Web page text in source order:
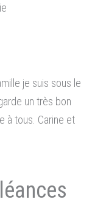
je suis sous le
un très bon
à tous. Carine et